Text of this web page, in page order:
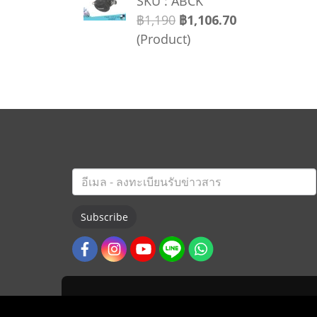
฿1,190 ฿1,106.70
(Product)
Subscribe